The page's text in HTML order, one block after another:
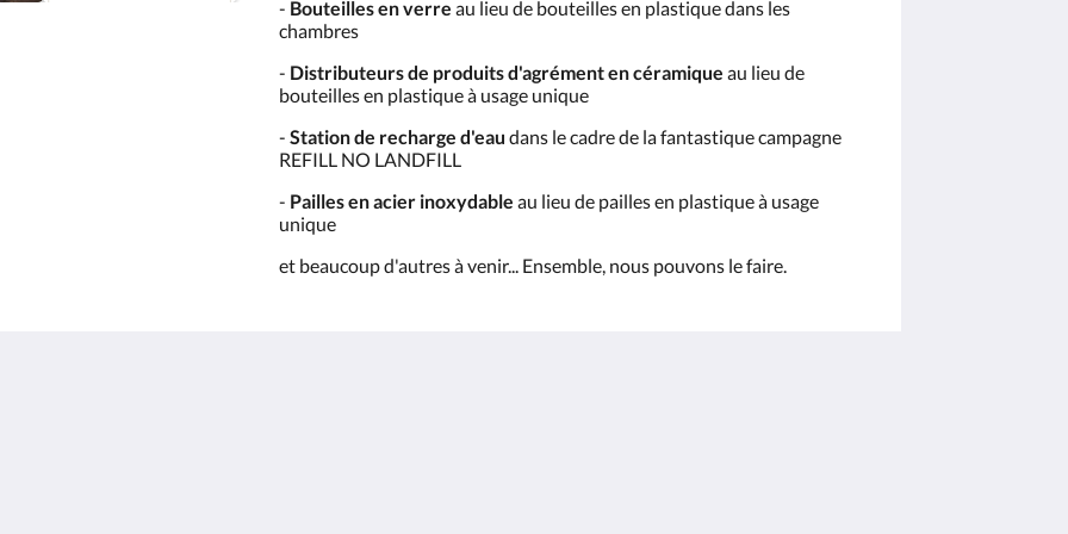
- Bouteilles en verre au lieu de bouteilles en plastique dans les
chambres
- Distributeurs de produits d'agrément en céramique au lieu de
bouteilles en plastique à usage unique
- Station de recharge d'eau dans le cadre de la fantastique campagne
REFILL NO LANDFILL
- Pailles en acier inoxydable au lieu de pailles en plastique à usage
unique
et beaucoup d'autres à venir... Ensemble, nous pouvons le faire.